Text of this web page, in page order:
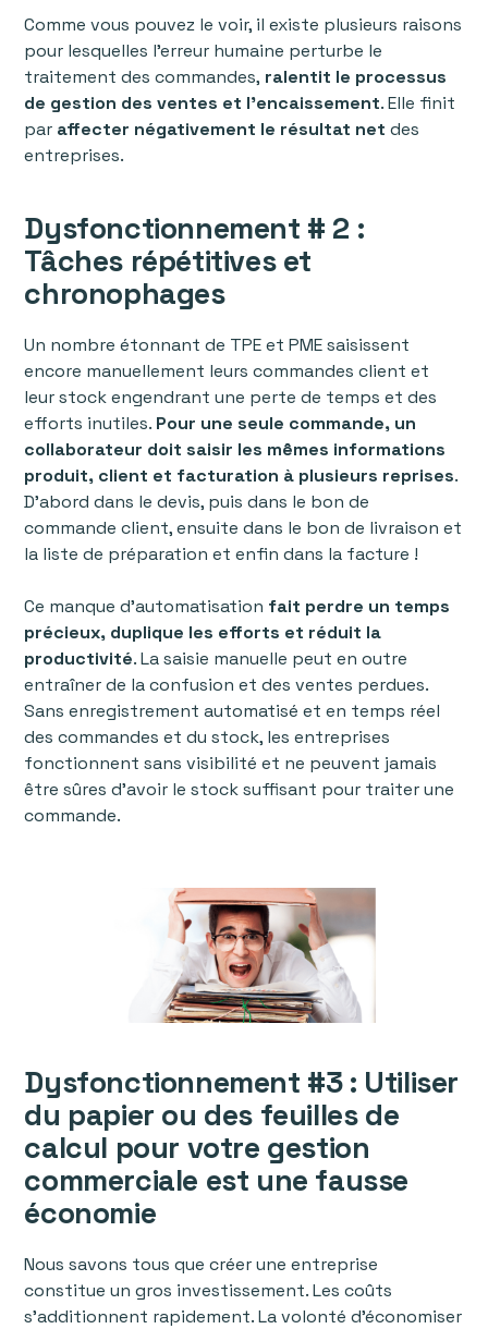
‍Comme vous pouvez le voir, il existe plusieurs raisons
pour lesquelles l'erreur humaine perturbe le
traitement des commandes, ralentit le processus
de gestion des ventes et l’encaissement. Elle finit
par affecter négativement le résultat netdes
entreprises.
Dysfonctionnement # 2 :
Tâches répétitives et
chronophages
Un nombre étonnant de TPE et PME saisissent
encore manuellement leurs commandes client et
leur stock engendrant une perte de temps et des
efforts inutiles. Pour une seule commande, un
collaborateur doit saisir les mêmes informations
produit, client et facturation à plusieurs reprises.
D'abord dans le devis, puis dans le bon de
commande client, ensuite dans le bon de livraison et
la liste de préparation et enfin dans la facture !
Ce manque d'automatisation fait perdre un temps
précieux, duplique les efforts et réduit la
productivité. La saisie manuelle peut en outre
entraîner de la confusion et des ventes perdues.
Sans enregistrement automatisé et en temps réel
des commandes et du stock, les entreprises
fonctionnent sans visibilité et ne peuvent jamais
être sûres d'avoir le stock suffisant pour traiter une
commande.
Dysfonctionnement #3 : Utiliser
du papier ou des feuilles de
calcul pour votre gestion
commerciale est une fausse
économie
Nous savons tous que créer une entreprise
constitue un gros investissement. Les coûts
s'additionnent rapidement. La volonté d’économiser